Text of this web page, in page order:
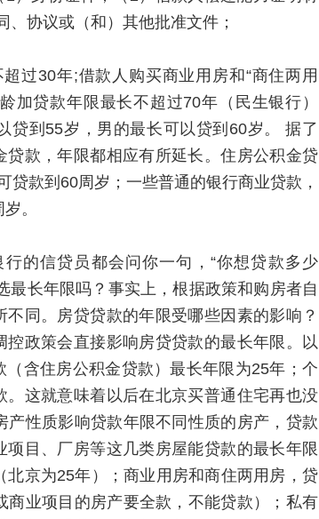
协议或（和）其他批准文件；
过30年;借款人购买商业用房和“商住两用
加贷款年限最长不超过70年（民生银行）
贷到55岁，男的最长可以贷到60岁。 据了
款，年限都相应有所延长。住房公积金贷
款到60周岁；一些普通的银行商业贷款，
。
的信贷员都会问你一句，“你想贷款多少
最长年限吗？事实上，根据政策和购房者自
同。房贷贷款的年限受哪些因素的影响？
政策会直接影响房贷贷款的最长年限。以
含住房公积金贷款）最长年限为25年；个
这就意味着以后在北京买普通住宅再也没
性质影响贷款年限不同性质的房产，贷款
目、厂房等这几类房屋能贷款的最长年限
京为25年）；商业用房和商住两用房，贷
业项目的房产要全款，不能贷款）；私有